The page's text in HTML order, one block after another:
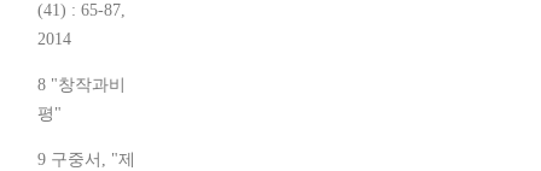
(41) : 65-87,
2014
8 "창작과비
평"
9 구중서, "제